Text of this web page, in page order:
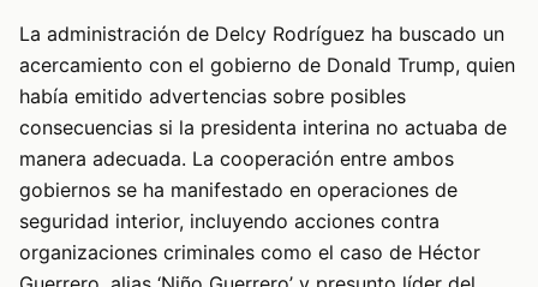
La administración de Delcy Rodríguez ha buscado un
acercamiento con el gobierno de Donald Trump, quien
había emitido advertencias sobre posibles
consecuencias si la presidenta interina no actuaba de
manera adecuada. La cooperación entre ambos
gobiernos se ha manifestado en operaciones de
seguridad interior, incluyendo acciones contra
organizaciones criminales como el caso de Héctor